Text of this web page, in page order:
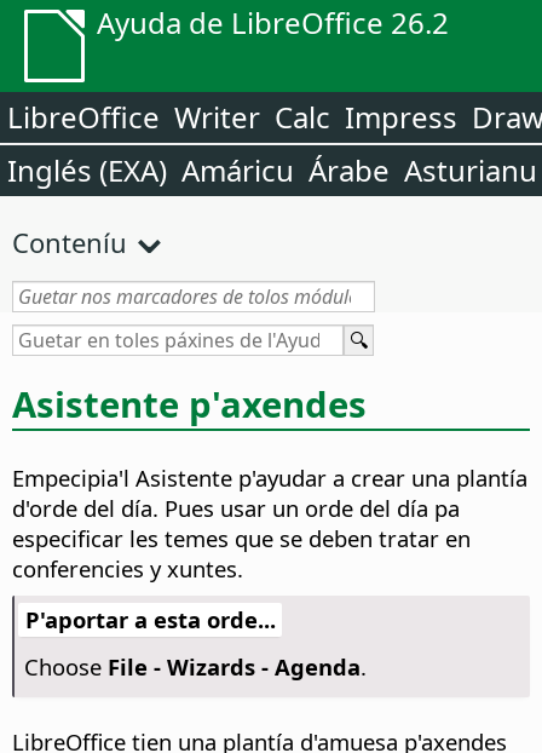
Ayuda de LibreOffice 26.2
LibreOffice Writer Calc Impress
Inglés (EXA) Amáricu Árabe Asturianu
Conteníu
Asistente p'axendes
Empecipia'l Asistente p'ayudar a crear una plantía
d'orde del día. Pues usar un orde del día pa
especificar les temes que se deben tratar en
conferencies y xuntes.
P'aportar a esta orde...
Choose File - Wizards - Agenda.
LibreOffice tien una plantía d'amuesa p'axendes